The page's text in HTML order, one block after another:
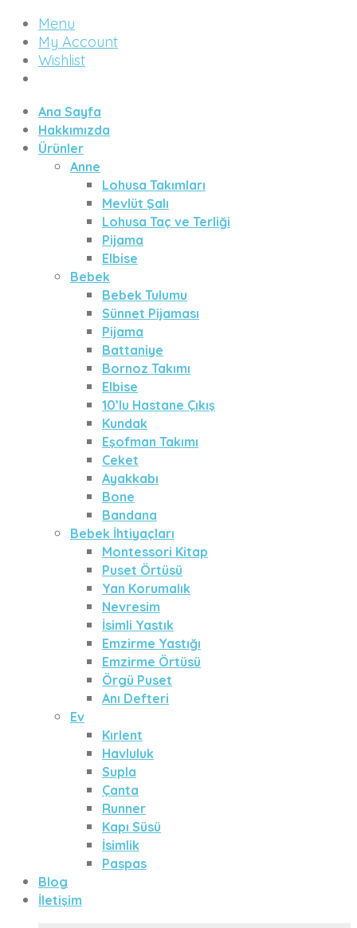
Menu
My Account
Wishlist
Ana Sayfa
Hakkımızda
Ürünler
Anne
Lohusa Takımları
Mevlüt Şalı
Lohusa Taç ve Terliği
Pijama
Elbise
Bebek
Bebek Tulumu
Sünnet Pijaması
Pijama
Battaniye
Bornoz Takımı
Elbise
10’lu Hastane Çıkış
Kundak
Eşofman Takımı
Ceket
Ayakkabı
Bone
Bandana
Bebek İhtiyaçları
Montessori Kitap
Puset Örtüsü
Yan Korumalık
Nevresim
İsimli Yastık
Emzirme Yastığı
Emzirme Örtüsü
Örgü Puset
Anı Defteri
Ev
Kırlent
Havluluk
Supla
Çanta
Runner
Kapı Süsü
İsimlik
Paspas
Blog
İletişim